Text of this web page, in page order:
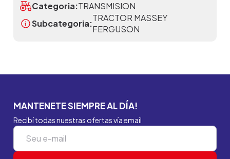
Categoria:TRANSMISION
Subcategoria:
TRACTOR MASSEY
FERGUSON
MANTENETE SIEMPRE AL DÍA!
Recibí todas nuestras ofertas vía email